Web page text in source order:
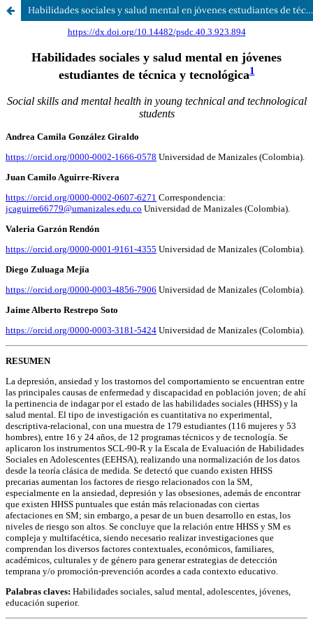
Habilidades sociales y salud mental en jóvenes estudiantes de técnica y tecnológica